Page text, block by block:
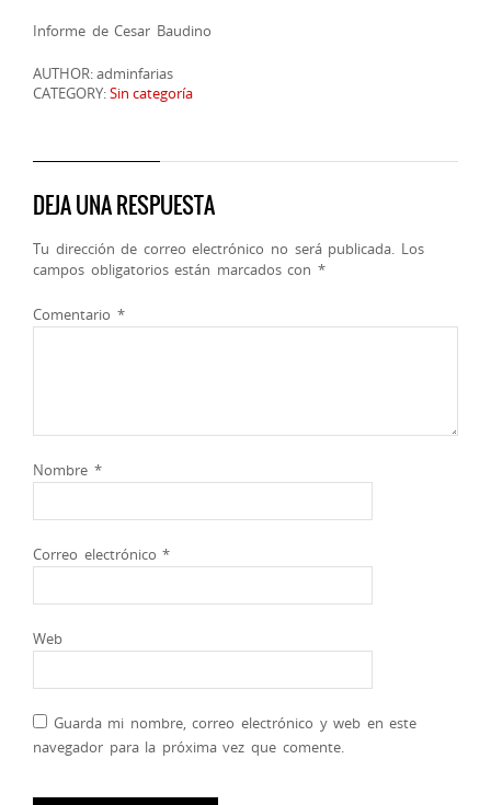
Informe de Cesar Baudino
AUTHOR: adminfarias
CATEGORY:Sin categoría
DEJA UNA RESPUESTA
Tu dirección de correo electrónico no será publicada. Los
campos obligatorios están marcados con *
Comentario *
Nombre *
Correo electrónico*
Web
Guarda mi nombre, correo electrónico y web en este
navegador para la próxima vez que comente.